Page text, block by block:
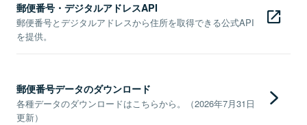
郵便番号・デジタルアドレスAPI
郵便番号とデジタルアドレスから住所を取得できる公式API
を提供。
郵便番号データのダウンロード
各種データのダウンロードはこちらから。（2026年7月31日
更新）